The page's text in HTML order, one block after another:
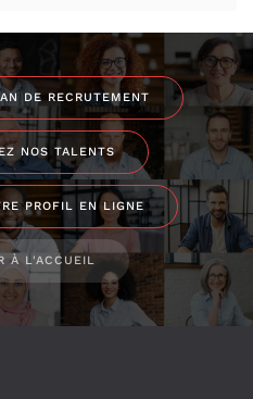
DE RECRUTEMENT
NOS TALENTS
PROFIL EN LIGNE
À L'ACCUEIL